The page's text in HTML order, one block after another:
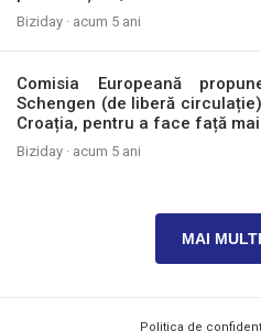
Biziday · acum 5 ani
Comisia Europeană
Schengen (de liberă
Croația, pentru a face față
Biziday · acum 5 ani
MAI
Politica de